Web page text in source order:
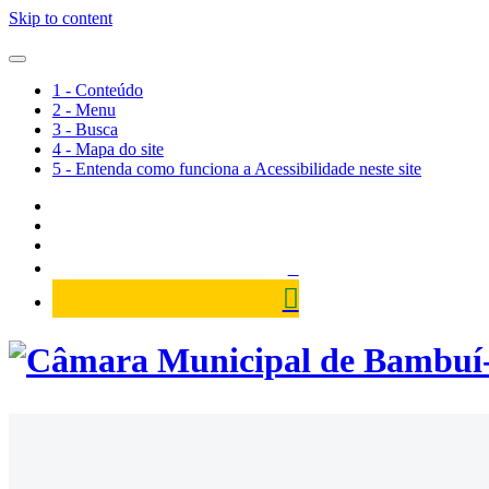
Skip to content
1 - Conteúdo
2 - Menu
3 - Busca
4 - Mapa do site
5 - Entenda como funciona a Acessibilidade neste site